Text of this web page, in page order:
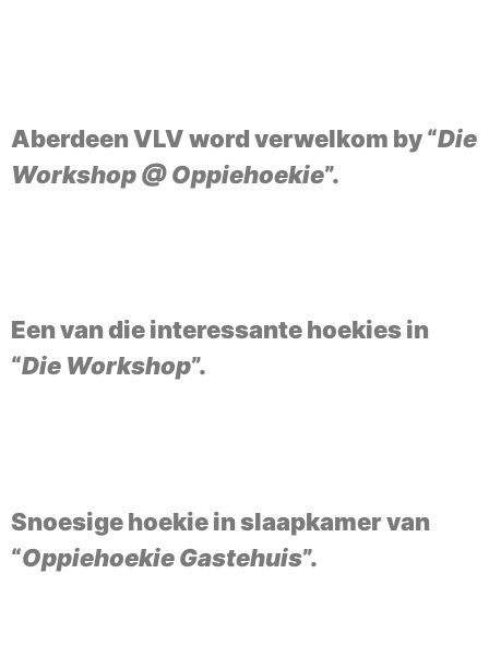
Aberdeen VLV word verwelkom by “Die
Workshop @ Oppiehoekie”.
Een van die interessante hoekies in
“Die Workshop”.
Snoesige hoekie in slaapkamer van
“Oppiehoekie Gastehuis”.